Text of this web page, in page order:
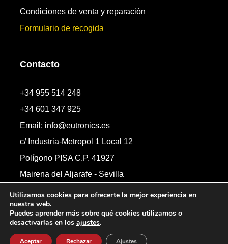
Condiciones de venta y reparación
Formulario de recogida
Contacto
+34 955 514 248
+34 601 347 925
Email: info@eutronics.es
c/ Industria-Metropol 1 Local 12
Polígono PISA C.P. 41927
Mairena del Aljarafe - Sevilla
Formulario de contacto
Todos los derechos reservados.
Utilizamos cookies para ofrecerte la mejor experiencia en
nuestra web.
Puedes aprender más sobre qué cookies utilizamos o
desactivarlas en los ajustes.
Aceptar Rechazar Ajustes